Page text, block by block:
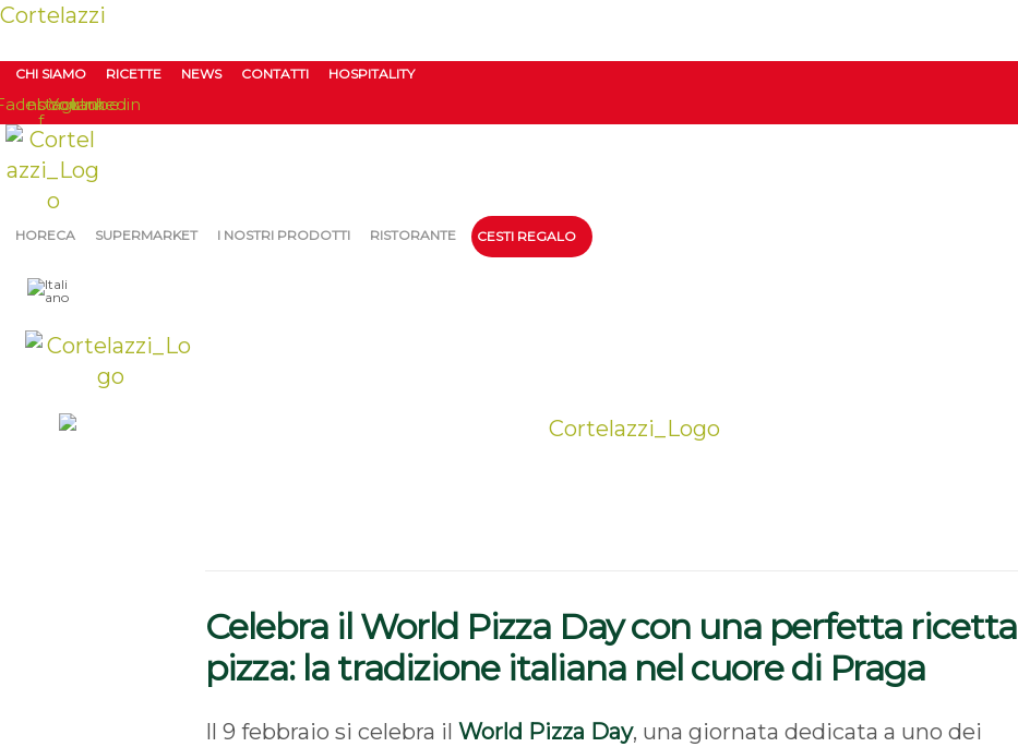
Cortelazzi
CHI SIAMO RICETTE NEWS CONTATTI HOSPITALITY
f
Instagram
Youtube
Linkedin
HORECA SUPERMARKET I NOSTRI PRODOTTI RISTORANTE CESTI REGALO
Celebra il World Pizza Day con una perfetta ricetta
pizza: la tradizione italiana nel cuore di Praga
Il 9 febbraio si celebra ilWorld Pizza Day, una giornata dedicata a uno dei